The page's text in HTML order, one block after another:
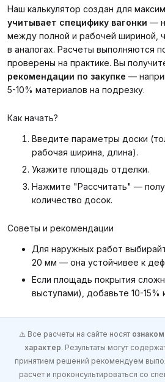
Наш калькулятор создан для
учитывает специфику вагонки —
между полной и рабочей шириной,
в аналогах. Расчеты выполняются
проверены на практике. Вы
рекомендации по закупке —
5-10% материалов на подрезку.
Как начать?
Введите параметры доски
рабочая ширина, длина).
Укажите площадь отделки.
Нажмите "Рассчитать" —
количество досок.
Советы и рекомендации
Для наружных работ
20 мм — она устойчивее к
Если площадь покрытия
выступами), добавьте 10-15%
⚠️ Все расчеты на сайте носят
характер. Результаты могут
принятием решений рекомендуем
расчет и проконсультироваться со